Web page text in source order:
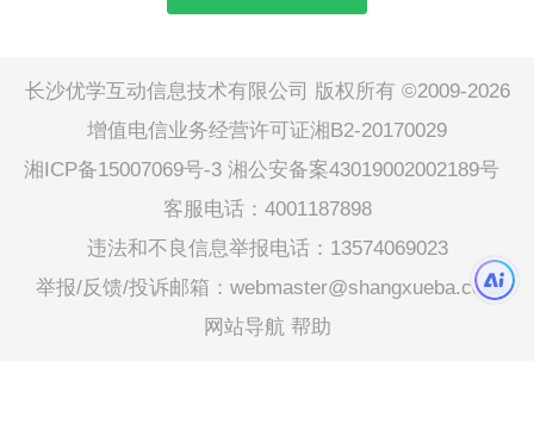
长沙优学互动信息技术有限公司 版权所有 ©2009-2026
增值电信业务经营许可证湘B2-20170029
湘ICP备15007069号-3 湘公安备案43019002002189号
客服电话：4001187898
违法和不良信息举报电话：13574069023
举报/反馈/投诉邮箱：webmaster@shangxueba.com
网站导航 帮助